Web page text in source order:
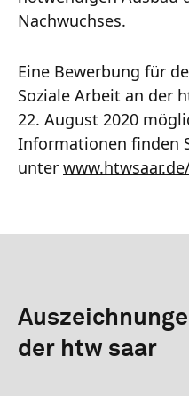
Nachwuchses.
Eine Bewerbung für
Soziale Arbeit an der
22. August 2020
Informationen finden
unter
der htw saar